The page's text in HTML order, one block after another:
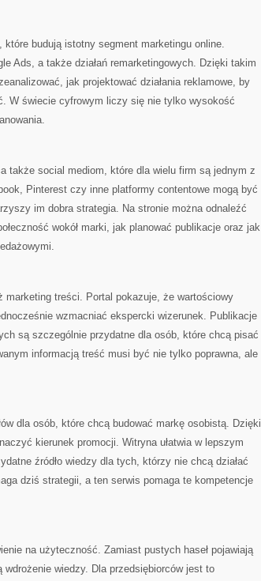
które budują istotny segment marketingu online.
Ads, a także działań remarketingowych. Dzięki takim
jak projektować działania reklamowe, by
W świecie cyfrowym liczy się nie tylko wysokość
także social mediom, które dla wielu firm są jednym z
Pinterest czy inne platformy contentowe mogą być
im dobra strategia. Na stronie można odnaleźć
wokół marki, jak planować publikacje oraz jak
marketing treści. Portal pokazuje, że wartościowy
wzmacniać ekspercki wizerunek. Publikacje
są szczególnie przydatne dla osób, które chcą pisać
informacją treść musi być nie tylko poprawna, ale
dla osób, które chcą budować markę osobistą. Dzięki
kierunek promocji. Witryna ułatwia w lepszym
źródło wiedzy dla tych, którzy nie chcą działać
dziś strategii, a ten serwis pomaga te kompetencje
na użyteczność. Zamiast pustych haseł pojawiają
wdrożenie wiedzy. Dla przedsiębiorców jest to